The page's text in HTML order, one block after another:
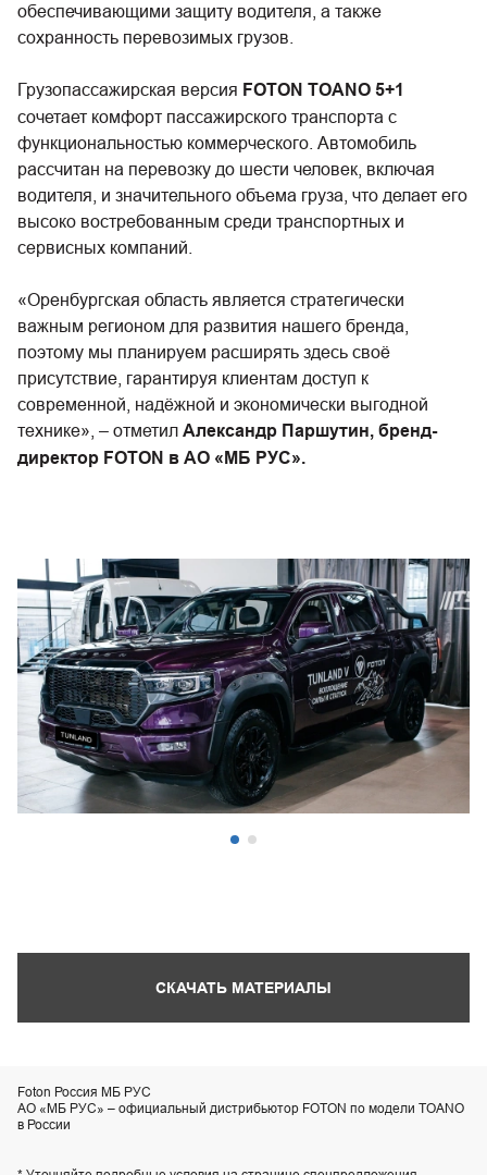
обеспечивающими защиту водителя, а также
сохранность перевозимых грузов.
Грузопассажирская версия FOTON TOANO 5+1
сочетает комфорт пассажирского транспорта с
функциональностью коммерческого. Автомобиль
рассчитан на перевозку до шести человек, включая
водителя, и значительного объема груза, что делает его
высоко востребованным среди транспортных и
сервисных компаний.
«Оренбургская область является стратегически
важным регионом для развития нашего бренда,
поэтому мы планируем расширять здесь своё
присутствие, гарантируя клиентам доступ к
современной, надёжной и экономически выгодной
технике», – отметил Александр Паршутин, бренд-
директор FOTON в АО «МБ РУС».
СКАЧАТЬ МАТЕРИАЛЫ
Foton Россия МБ РУС
АО «МБ РУС» – официальный дистрибьютор FOTON по модели TOANO
в России